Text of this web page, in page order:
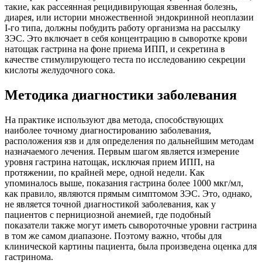
такие, как рассеянная рецидивирующая язвенная болезнь,
диарея, или истории множественной эндокринной неоплазии
I-го типа, должны побудить работу организма на рассылку
ЗЭС. Это включает в себя концентрацию в сыворотке крови
натощак гастрина на фоне приема ИПП, и секретина в
качестве стимулирующего теста по исследованию секреции
кислоты желудочного сока.
Методика диагностики заболевания
На практике используют два метода, способствующих
наиболее точному диагностированию заболевания,
расположения язв и для определения по дальнейшим методам
назначаемого лечения. Первым шагом является измерение
уровня гастрина натощак, исключая прием ИПП, на
протяжении, по крайней мере, одной недели. Как
упоминалось выше, показания гастрина более 1000 мкг/мл,
как правило, являются прямым симптомом ЗЭС. Это, однако,
не является точной диагностикой заболевания, как у
пациентов с пернициозной анемией, где подобный
показатели также могут иметь сывороточные уровни гастрина
в том же самом диапазоне. Поэтому важно, чтобы для
клинической картины пациента, была произведена оценка для
гастринома.